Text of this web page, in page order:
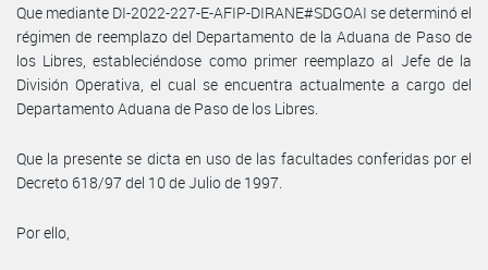
Que mediante DI-2022-227-E-AFIP-DIRANE#SDGOAI se determinó el
régimen de reemplazo del Departamento de la Aduana de Paso de
los Libres, estableciéndose como primer reemplazo al Jefe de la
División Operativa, el cual se encuentra actualmente a cargo del
Departamento Aduana de Paso de los Libres.
Que la presente se dicta en uso de las facultades conferidas por el
Decreto 618/97 del 10 de Julio de 1997.
Por ello,